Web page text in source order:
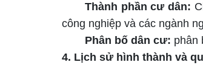
Thành phần cư dân:
công nghiệp và các ngành
Phân bố dân cư: phân
4. Lịch sử hình thành và